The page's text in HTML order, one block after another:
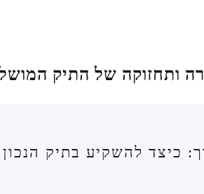
ותחזוקה של התיק
כיצד להשקיע בתיק הנכון